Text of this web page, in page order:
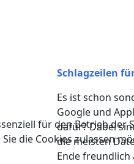
Schlagzeilen
Es ist schon
Google und
dafür? Dabei
die meisten
Ende
für den Betrieb
die Cookies zulassen